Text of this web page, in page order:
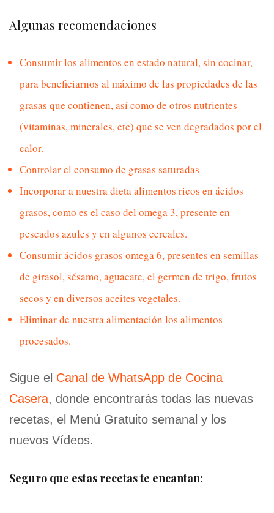
Algunas recomendaciones
Consumir los alimentos en estado natural, sin cocinar,
para beneficiarnos al máximo de las propiedades de las
grasas que contienen, así como de otros nutrientes
(vitaminas, minerales, etc) que se ven degradados por el
calor.
Controlar el consumo de grasas saturadas
Incorporar a nuestra dieta alimentos ricos en ácidos
grasos, como es el caso del omega 3, presente en
pescados azules y en algunos cereales.
Consumir ácidos grasos omega 6, presentes en semillas
de girasol, sésamo, aguacate, el germen de trigo, frutos
secos y en diversos aceites vegetales.
Eliminar de nuestra alimentación los alimentos
procesados.
Sigue el Canal de WhatsApp de Cocina
Casera, donde encontrarás todas las nuevas
recetas, el Menú Gratuito semanal y los
nuevos Vídeos.
Seguro que estas recetas te encantan: